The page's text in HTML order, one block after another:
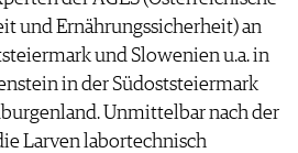
und Ernährungssicherheit) an
und Slowenien u.a. in
in der Südoststeiermark
Unmittelbar nach der
Larven labortechnisch